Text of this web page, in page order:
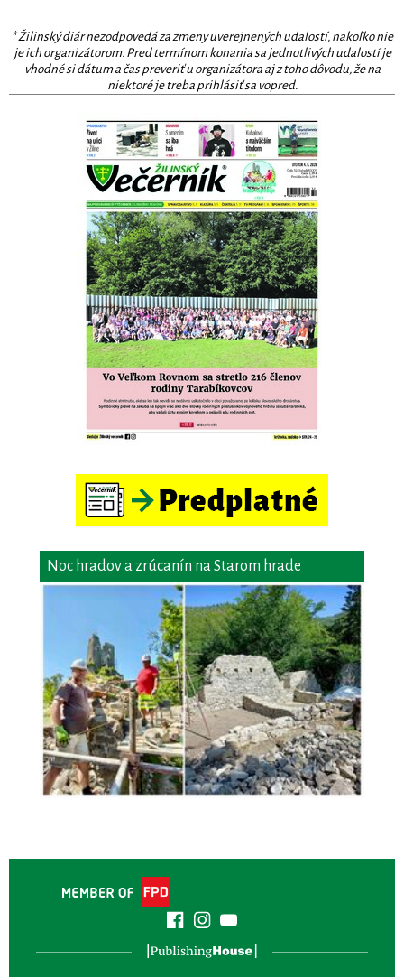
* Žilinský diár nezodpovedá za zmeny uverejnených udalostí, nakoľko nie
je ich organizátorom. Pred termínom konania sa jednotlivých udalostí je
vhodné si dátum a čas preveriť u organizátora aj z toho dôvodu, že na
niektoré je treba prihlásiť sa vopred.
Noc hradov a zrúcanín na Starom hrade